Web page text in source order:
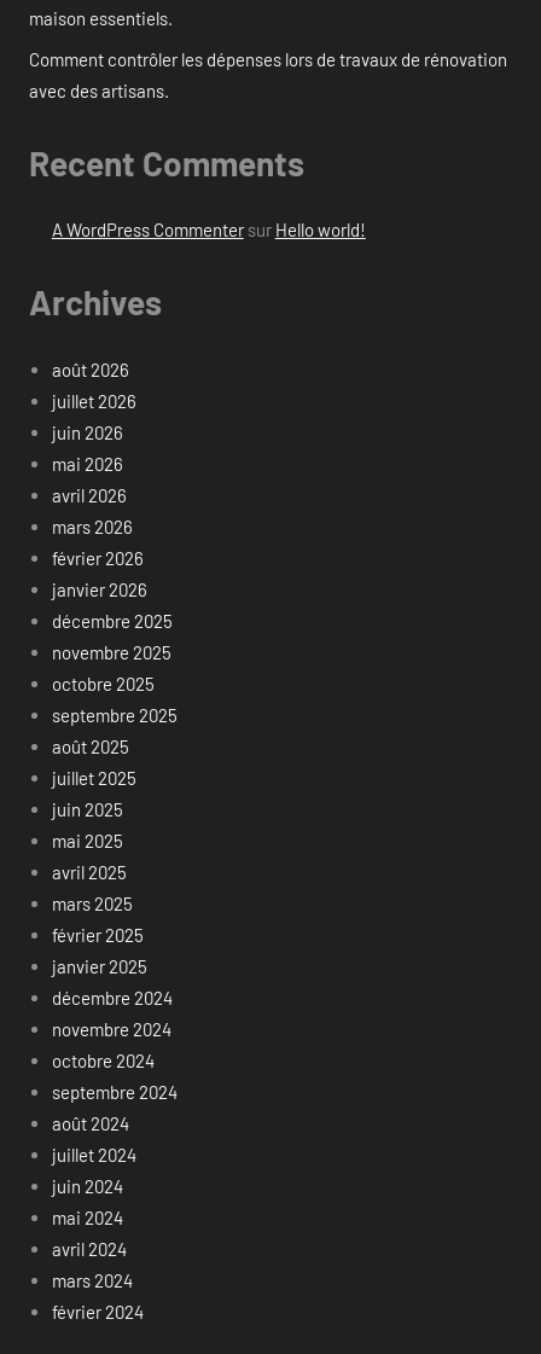
maison essentiels.
Comment contrôler les dépenses lors de travaux de rénovation
avec des artisans.
Recent Comments
A WordPress Commentersur Hello world!
Archives
août 2026
juillet 2026
juin 2026
mai 2026
avril 2026
mars 2026
février 2026
janvier 2026
décembre 2025
novembre 2025
octobre 2025
septembre 2025
août 2025
juillet 2025
juin 2025
mai 2025
avril 2025
mars 2025
février 2025
janvier 2025
décembre 2024
novembre 2024
octobre 2024
septembre 2024
août 2024
juillet 2024
juin 2024
mai 2024
avril 2024
mars 2024
février 2024